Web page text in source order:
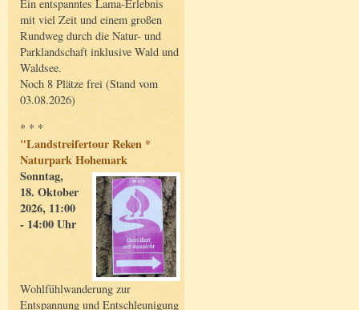
Ein entspanntes Lama-Erlebnis
mit viel Zeit und einem großen
Rundweg durch die Natur- und
Parklandschaft inklusive Wald und
Waldsee.
Noch 8 Plätze frei (Stand vom
03.08.2026)
* * *
"Landstreifertour Reken *
Naturpark Hohemark
Sonntag,
18. Oktober
2026, 11:00
- 14:00 Uhr
Wohlfühlwanderung zur
Entspannung und Entschleunigung